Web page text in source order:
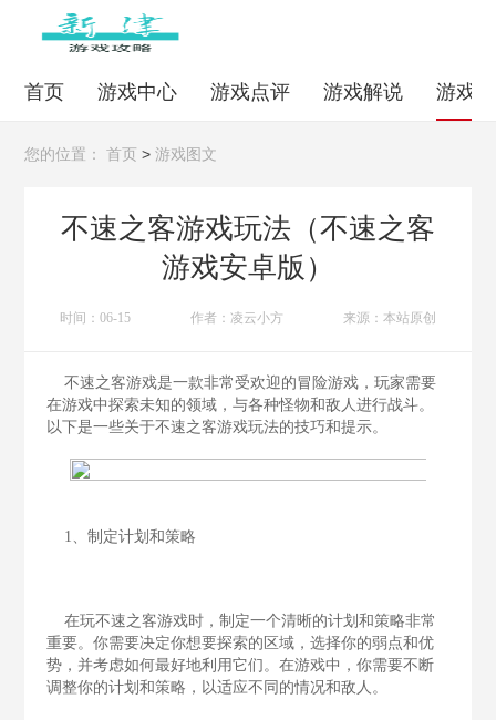
首页 游戏中心 游戏点评 游戏解说 游戏
您的位置： 首页 >游戏图文
不速之客游戏玩法（不速之客
游戏安卓版）
时间：06-15 作者：凌云小方 来源：本站原创
不速之客游戏是一款非常受欢迎的冒险游戏，玩家需要
在游戏中探索未知的领域，与各种怪物和敌人进行战斗。
以下是一些关于不速之客游戏玩法的技巧和提示。
1、制定计划和策略
在玩不速之客游戏时，制定一个清晰的计划和策略非常
重要。你需要决定你想要探索的区域，选择你的弱点和优
势，并考虑如何最好地利用它们。在游戏中，你需要不断
调整你的计划和策略，以适应不同的情况和敌人。